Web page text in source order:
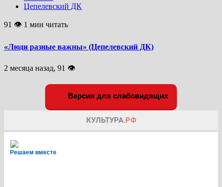
Цепелевский ДК
91 👁 1 мин читать
«Люди разные важны» (Цепелевский ДК)
2 месяца назад, 91 👁
Версия для слабовидящих
Решаем вместе